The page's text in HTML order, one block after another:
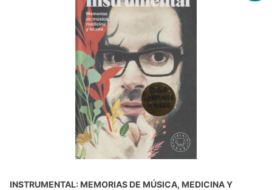
INSTRUMENTAL: MEMORIAS DE MÚSICA, MEDICINA Y